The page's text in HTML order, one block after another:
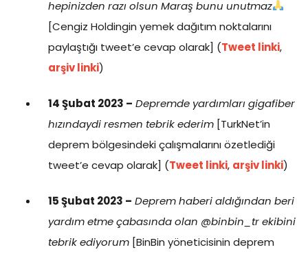
hepinizden razı olsun Maraş bunu unutmaz
[Cengiz Holdingin yemek dağıtım noktalarını
paylaştığı tweet’e cevap olarak] (Tweet linki,
arşiv linki)
14 Şubat 2023 – Depremde yardımları gigafiber
hızındaydi resmen tebrik ederim [TurkNet’in
deprem bölgesindeki çalışmalarını özetlediği
tweet’e cevap olarak] (Tweet linki, arşiv linki)
15 Şubat 2023 – Deprem haberi aldığından beri
yardım etme çabasında olan @binbin_tr ekibini
tebrik ediyorum [BinBin yöneticisinin deprem